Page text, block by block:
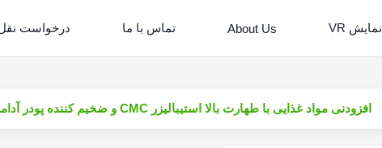
نمایش VR About Us تماس با ما درخواست
افزودنی مواد غذایی با طهارت بالا استیبالیزر CMC و ضخیم کننده پودر آدامس CMC